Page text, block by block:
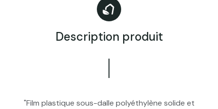
Description produit
"Film plastique sous-dalle polyéthylène solide et